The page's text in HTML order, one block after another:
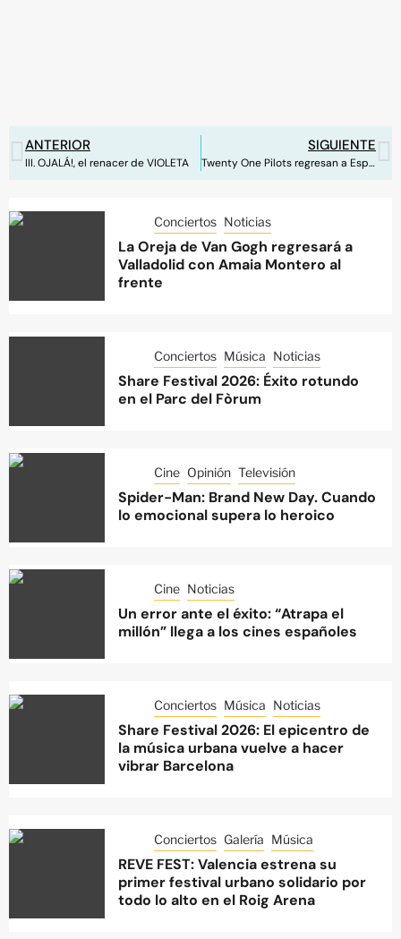
ANTERIOR
III. OJALÁ!, el renacer de VIOLETA
SIGUIENTE
Twenty One Pilots regresan a España con The Clancy World Tour
Conciertos Noticias
La Oreja de Van Gogh regresará a
Valladolid con Amaia Montero al
frente
Conciertos Música Noticias
Share Festival 2026: Éxito rotundo
en el Parc del Fòrum
Cine Opinión Televisión
Spider-Man: Brand New Day. Cuando
lo emocional supera lo heroico
Cine Noticias
Un error ante el éxito: “Atrapa el
millón” llega a los cines españoles
Conciertos Música Noticias
Share Festival 2026: El epicentro de
la música urbana vuelve a hacer
vibrar Barcelona
Conciertos Galería Música
REVE FEST: Valencia estrena su
primer festival urbano solidario por
todo lo alto en el Roig Arena